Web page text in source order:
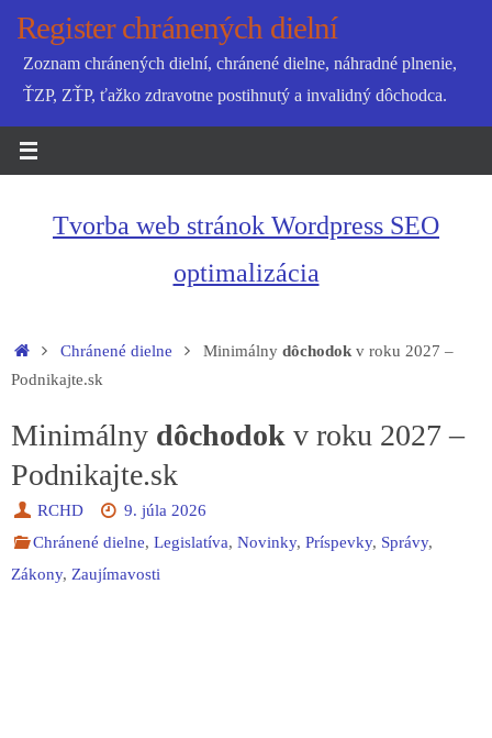
SkipRegister chránených dielní
Zoznam chránených dielní, chránené dielne, náhradné plnenie,
ŤZP, ZŤP, ťažko zdravotne postihnutý a invalidný dôchodca.
Tvorba web stránok Wordpress SEO
optimalizácia
HomeChránené dielne Minimálnydôchodok v roku 2027 –
Podnikajte.sk
Minimálny dôchodok v roku 2027 –
Podnikajte.sk
RCHD
9. júla 2026
Chránené dielne,Legislatíva,Novinky,Príspevky, Správy,
Zákony, Zaujímavosti